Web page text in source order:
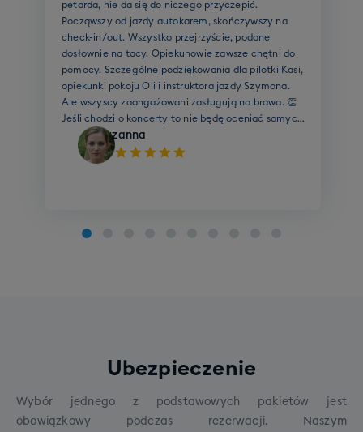
Szkolenie SKI grupowe (dorośli)
Poziom początkujący
Poziom zaawansowany
do niczego przyczepić.
autokarem, skończywszy na
przejrzyście, podane
Opiekunowie zawsze chętni do
podziękowania dla pilotki Kasi,
Oli i instruktora jazdy Szymona.
zasługują na brawa. 👏
to nie będę oceniać samych
to nie moje klimaty i nie dla nich
jednak nagłośnienie było
- to również można ocenić
Ubezpieczenie
Wybór jednego z podstawowych pakietów jest
obowiązkowy podczas rezerwacji. Naszym